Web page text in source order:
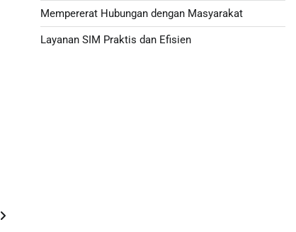
Mempererat Hubungan dengan Masyarakat
Layanan SIM Praktis dan Efisien